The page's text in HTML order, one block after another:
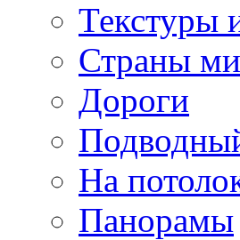
Текстуры
Страны
Дороги
На
Панорамы